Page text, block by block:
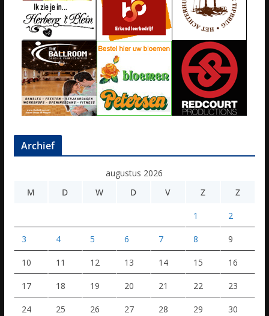
Archief
augustus 2026
M
D W D V Z Z
1 2
3 4 5 6 7 8 9
10 11 12 13 14 15 16
17 18 19 20 21 22 23
24 25 26 27 28 29 30